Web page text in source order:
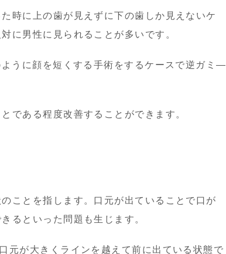
時に上の歯が見えずに下の歯しか見えないケ
に男性に見られることが多いです。
うに顔を短くする手術をするケースで逆ガミ―
である程度改善することができます。
ことを指します。口元が出ていることで口が
るといった問題も生じます。
元が大きくラインを越えて前に出ている状態で